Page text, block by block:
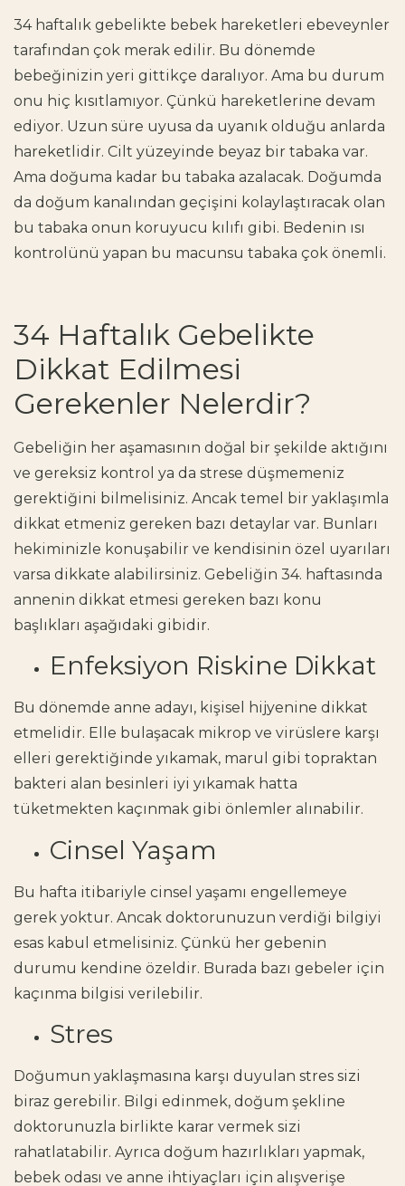
​​34 haftalık gebelikte bebek hareketleri ebeveynler
tarafından çok merak edilir. Bu dönemde
bebeğinizin yeri gittikçe daralıyor. Ama bu durum
onu hiç kısıtlamıyor. Çünkü hareketlerine devam
ediyor. Uzun süre uyusa da uyanık olduğu anlarda
hareketlidir. Cilt yüzeyinde beyaz bir tabaka var.
Ama doğuma kadar bu tabaka azalacak. Doğumda
da doğum kanalından geçişini kolaylaştıracak olan
bu tabaka onun koruyucu kılıfı gibi. Bedenin ısı
kontrolünü yapan bu macunsu tabaka çok önemli.
​​34 Haftalık Gebelikte
Dikkat Edilmesi
Gerekenler Nelerdir?
Gebeliğin her aşamasının doğal bir şekilde aktığını
ve gereksiz kontrol ya da strese düşmemeniz
gerektiğini bilmelisiniz. Ancak temel bir yaklaşımla
dikkat etmeniz gereken bazı detaylar var. Bunları
hekiminizle konuşabilir ve kendisinin özel uyarıları
varsa dikkate alabilirsiniz. Gebeliğin 34. haftasında
annenin dikkat etmesi gereken bazı konu
başlıkları aşağıdaki gibidir.
Enfeksiyon Riskine Dikkat
Bu dönemde anne adayı, kişisel hijyenine dikkat
etmelidir. Elle bulaşacak mikrop ve virüslere karşı
elleri gerektiğinde yıkamak, marul gibi topraktan
bakteri alan besinleri iyi yıkamak hatta
tüketmekten kaçınmak gibi önlemler alınabilir.
Cinsel Yaşam
Bu hafta itibariyle cinsel yaşamı engellemeye
gerek yoktur. Ancak doktorunuzun verdiği bilgiyi
esas kabul etmelisiniz. Çünkü her gebenin
durumu kendine özeldir. Burada bazı gebeler için
kaçınma bilgisi verilebilir.
Stres
Doğumun yaklaşmasına karşı duyulan stres sizi
biraz gerebilir. Bilgi edinmek, doğum şekline
doktorunuzla birlikte karar vermek sizi
rahatlatabilir. Ayrıca doğum hazırlıkları yapmak,
bebek odası ve anne ihtiyaçları için alışverişe